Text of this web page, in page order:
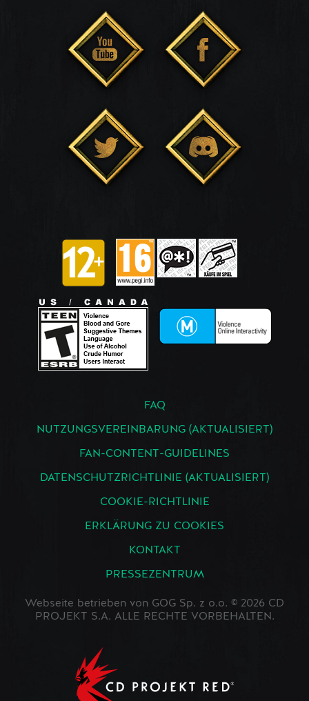
FAQ
NUTZUNGSVEREINBARUNG (AKTUALISIERT)
FAN-CONTENT-GUIDELINES
DATENSCHUTZRICHTLINIE (AKTUALISIERT)
COOKIE-RICHTLINIE
ERKLÄRUNG ZU COOKIES
KONTAKT
PRESSEZENTRUM
Webseite betrieben von GOG Sp. z o.o. © 2026 CD
PROJEKT S.A. ALLE RECHTE VORBEHALTEN.